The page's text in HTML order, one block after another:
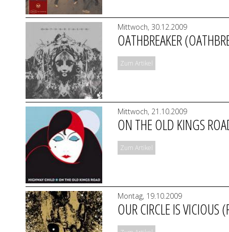
Mittwoch, 30.12.2009
OATHBREAKER
Zum Artikel
Mittwoch, 21.10.2009
ON THE OLD KINGS
Zum Artikel
Montag, 19.10.2009
OUR CIRCLE IS VICIOUS